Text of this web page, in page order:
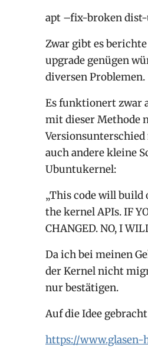
apt –fix-broken dist-
Zwar gibt es
upgrade genügen
diversen Problemen.
Es funktionert zwar
mit dieser Methode
auch andere kleine
Ubuntukernel:
„This code will build
the kernel APIs. IF
CHANGED. NO, I
Da ich bei meinen
der Kernel nicht
nur bestätigen.
Auf die Idee
https://www.glasen-